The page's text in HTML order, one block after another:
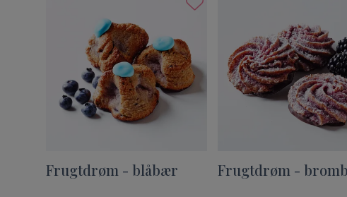
Frugtdrøm - blåbær Frugtdrøm -